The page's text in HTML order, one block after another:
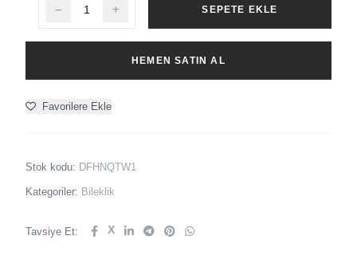
SEPETE EKLE
HEMEN SATIN AL
Favorilere Ekle
Stok kodu: DFHNQTW1
Kategoriler: Bileklik
Tavsiye Et: X